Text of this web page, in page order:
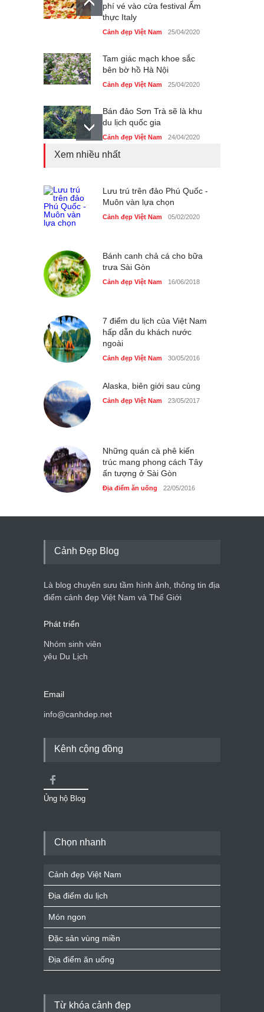
phí vé vào cửa festival Ẩm
thực Italy
Cảnh đẹp Việt Nam 25/04/2020
Tam giác mạch khoe sắc
bên bờ hồ Hà Nội
Cảnh đẹp Việt Nam 25/04/2020
Bán đảo Sơn Trà sẽ là khu
du lịch quốc gia
Cảnh đẹp Việt Nam 24/04/2020
Cảnh đẹp Việt Nam 25/04/2020
Nhiều hoạt động tôn vinh
Xem nhiều nhất
Lưu trú trên đảo Phú Quốc -
Muôn vàn lựa chọn
Cảnh đẹp Việt Nam 05/02/2020
Bánh canh chả cá cho bữa
trưa Sài Gòn
Cảnh đẹp Việt Nam 16/06/2018
7 điểm du lịch của Việt Nam
hấp dẫn du khách nước
ngoài
Cảnh đẹp Việt Nam 30/05/2016
Alaska, biên giới sau cùng
Cảnh đẹp Việt Nam 23/05/2017
Những quán cà phê kiến
trúc mang phong cách Tây
ấn tượng ở Sài Gòn
Địa điểm ăn uống 22/05/2016
Cảnh Đẹp Blog
Là blog chuyên sưu tầm hình ảnh, thông tin địa
điểm cảnh đẹp Việt Nam và Thế Giới
Phát triển
Nhóm sinh viên
yêu Du Lịch
Email
info@canhdep.net
Kênh cộng đồng
Ủng hộ Blog
Chọn nhanh
Cảnh đẹp Việt Nam
Địa điểm du lịch
Món ngon
Đặc sản vùng miền
Địa điểm ăn uống
Từ khóa cảnh đẹp